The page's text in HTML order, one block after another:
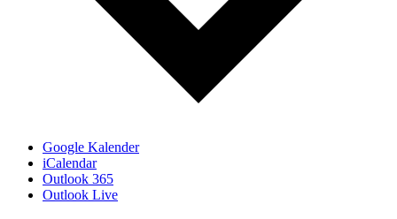
Google Kalender
iCalendar
Outlook 365
Outlook Live